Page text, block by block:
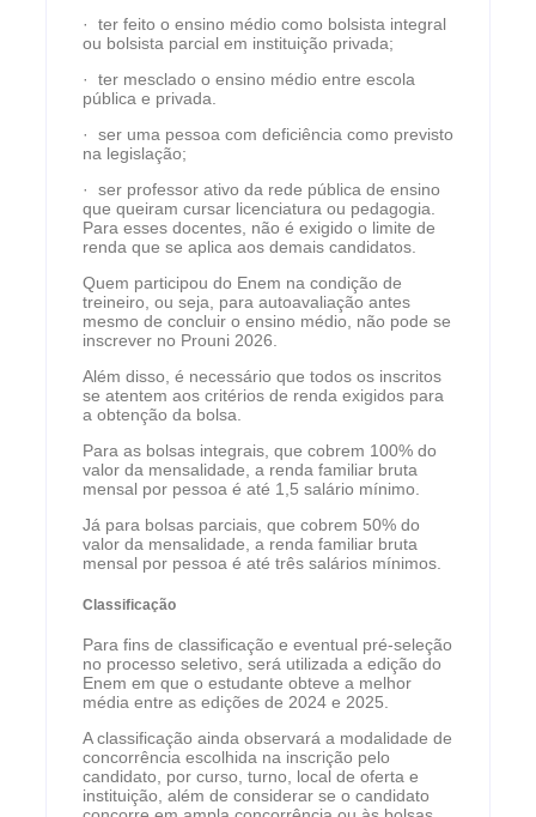
· ter feito o ensino médio como bolsista integral
ou bolsista parcial em instituição privada;
· ter mesclado o ensino médio entre escola
pública e privada.
· ser uma pessoa com deficiência como previsto
na legislação;
· ser professor ativo da rede pública de ensino
que queiram cursar licenciatura ou pedagogia.
Para esses docentes, não é exigido o limite de
renda que se aplica aos demais candidatos.
Quem participou do Enem na condição de
treineiro, ou seja, para autoavaliação antes
mesmo de concluir o ensino médio, não pode se
inscrever no Prouni 2026.
Além disso, é necessário que todos os inscritos
se atentem aos critérios de renda exigidos para
a obtenção da bolsa.
Para as bolsas integrais, que cobrem 100% do
valor da mensalidade, a renda familiar bruta
mensal por pessoa é até 1,5 salário mínimo.
Já para bolsas parciais, que cobrem 50% do
valor da mensalidade, a renda familiar bruta
mensal por pessoa é até três salários mínimos.
Classificação
Para fins de classificação e eventual pré-seleção
no processo seletivo, será utilizada a edição do
Enem em que o estudante obteve a melhor
média entre as edições de 2024 e 2025.
A classificação ainda observará a modalidade de
concorrência escolhida na inscrição pelo
candidato, por curso, turno, local de oferta e
instituição, além de considerar se o candidato